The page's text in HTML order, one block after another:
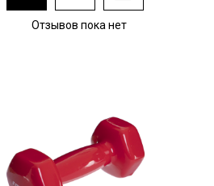
Отзывов пока нет